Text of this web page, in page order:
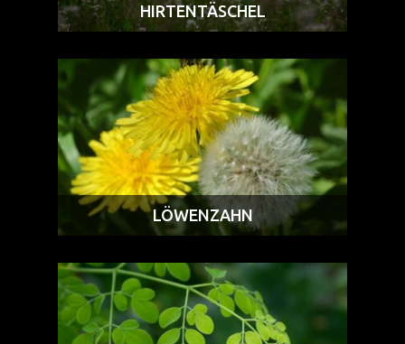
HIRTENTÄSCHEL
LÖWENZAHN